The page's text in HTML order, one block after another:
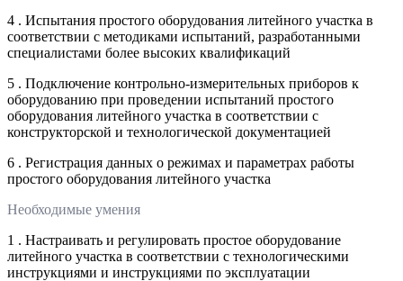
4 . Испытания простого оборудования литейного участка в
соответствии с методиками испытаний, разработанными
специалистами более высоких квалификаций
5 . Подключение контрольно-измерительных приборов к
оборудованию при проведении испытаний простого
оборудования литейного участка в соответствии с
конструкторской и технологической документацией
6 . Регистрация данных о режимах и параметрах работы
простого оборудования литейного участка
Необходимые умения
1 . Настраивать и регулировать простое оборудование
литейного участка в соответствии с технологическими
инструкциями и инструкциями по эксплуатации